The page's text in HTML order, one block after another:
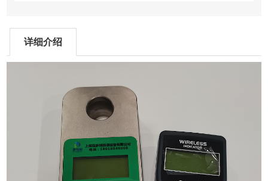
详细介绍